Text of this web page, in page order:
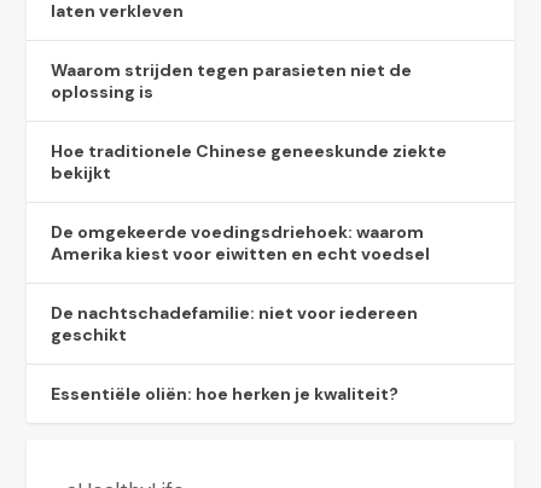
laten verkleven
Waarom strijden tegen parasieten niet de
oplossing is
Hoe traditionele Chinese geneeskunde ziekte
bekijkt
De omgekeerde voedingsdriehoek: waarom
Amerika kiest voor eiwitten en echt voedsel
De nachtschadefamilie: niet voor iedereen
geschikt
Essentiële oliën: hoe herken je kwaliteit?